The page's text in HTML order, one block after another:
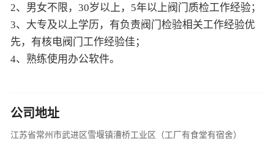
2、男女不限，30岁以上，5年以上阀门质检工作经验；
3、大专及以上学历，有负责阀门检验相关工作经验优
先，有核电阀门工作经验佳；
4、熟练使用办公软件。
公司地址
江苏省常州市武进区雪堰镇漕桥工业区（工厂有食堂有宿舍）